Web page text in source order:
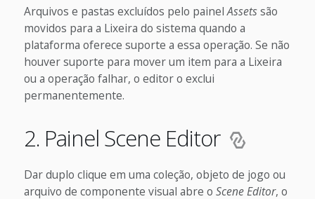
Arquivos e pastas excluídos pelo painelAssetssão
movidos para a Lixeira do sistema quando a
plataforma oferece suporte a essa operação. Se não
houver suporte para mover um item para a Lixeira
ou a operação falhar, o editor o exclui
permanentemente.
2. Painel Scene Editor
Dar duplo clique em uma coleção, objeto de jogo ou
arquivo de componente visual abre o Scene Editor, o